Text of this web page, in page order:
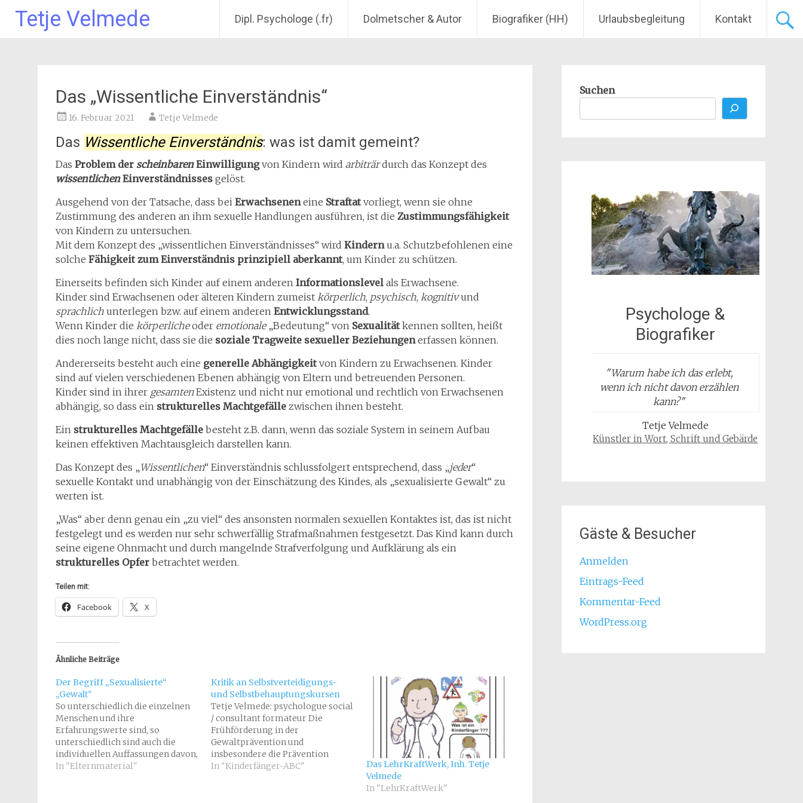
Tetje Velmede Dipl. Psychologe (.fr) Dolmetscher & Autor Biografiker (HH) Urlaubsbegleitung Kontakt
Das „Wissentliche Einverständnis“
16. Februar 2021 Tetje Velmede
Das Wissentliche Einverständnis: was ist damit gemeint?
Das Problem der scheinbarenEinwilligungvon Kindern wird arbiträrdurch das Konzept des
wissentlichenEinverständnisses gelöst.
Ausgehend von der Tatsache, dass bei Erwachseneneine Straftatvorliegt, wenn sie ohne
Zustimmung des anderen an ihm sexuelle Handlungen ausführen, ist die Zustimmungsfähigkeit
von Kindern zu untersuchen.
Mit dem Konzept des „wissentlichen Einverständnisses“ wird Kindernu.a. Schutzbefohlenen eine
solche Fähigkeit zum Einverständnis prinzipiell aberkannt, um Kinder zu schützen.
Einerseits befinden sich Kinder auf einem anderen Informationslevel als Erwachsene.
Kinder sind Erwachsenen oder älteren Kindern zumeist körperlich, psychisch, kognitivund
sprachlich unterlegen bzw. auf einem anderen Entwicklungsstand.
Wenn Kinder die körperlicheoder emotionale„Bedeutung“ von Sexualitätkennen sollten, heißt
dies noch lange nicht, dass sie die soziale Tragweite sexueller Beziehungenerfassen können.
Andererseits besteht auch eine generelle Abhängigkeitvon Kindern zu Erwachsenen. Kinder
sind auf vielen verschiedenen Ebenen abhängig von Eltern und betreuenden Personen.
Kinder sind in ihrer gesamtenExistenz und nicht nur emotional und rechtlich von Erwachsenen
abhängig, so dass ein strukturelles Machtgefälle zwischen ihnen besteht.
Ein strukturelles Machtgefälle besteht z.B. dann, wenn das soziale System in seinem Aufbau
keinen effektiven Machtausgleich darstellen kann.
Das Konzept des „Wissentlichen“ Einverständnis schlussfolgert entsprechend, dass „jeder“
sexuelle Kontakt und unabhängig von der Einschätzung des Kindes, als „sexualisierte Gewalt“ zu
werten ist.
„Was“ aber denn genau ein „zu viel“ des ansonsten normalen sexuellen Kontaktes ist, das ist nicht
festgelegt und es werden nur sehr schwerfällig Strafmaßnahmen festgesetzt. Das Kind kann durch
seine eigene Ohnmacht und durch mangelnde Strafverfolgung und Aufklärung als ein
strukturelles Opfer betrachtet werden.
Teilen mit:
Facebook X
Ähnliche Beiträge
Der Begriff „Sexualisierte“
„Gewalt“
So unterschiedlich die einzelnen
Menschen und ihre
Erfahrungswerte sind, so
unterschiedlich sind auch die
individuellen Auffassungen davon,
was ("gesunde" oder "kranke")
In "Elternmaterial"
Kritik an Selbstverteidigungs-
und Selbstbehauptungskursen
Tetje Velmede: psychologue social
/ consultant formateur Die
Frühförderung in der
Gewaltprävention und
insbesondere die Prävention
Sexualisierter Gewalt an Kindern
In "Kinderfänger-ABC"
Das LehrKraftWerk, Inh. Tetje
Velmede
In "LehrKraftWerk"
Suchen
Psychologe &
Biografiker
"Warum habe ich das erlebt,
wenn ich nicht davon erzählen
kann?"
Tetje Velmede
Künstler in Wort, Schrift und Gebärde
Gäste & Besucher
Anmelden
Eintrags-Feed
Kommentar-Feed
WordPress.org